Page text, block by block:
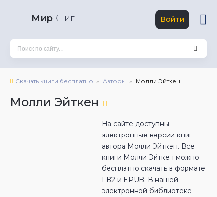
МирКниг Войти
Скачать книги бесплатно Авторы Молли Эйткен
Молли Эйткен
На сайте доступны
электронные версии книг
автора Молли Эйткен. Все
книги Молли Эйткен можно
бесплатно скачать в формате
FB2 и EPUB. В нашей
электронной библиотеке